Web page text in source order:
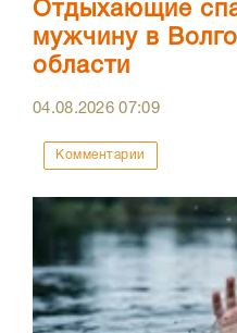
Отдыхающие
мужчину в
области
04.08.202607:09
Комментарии